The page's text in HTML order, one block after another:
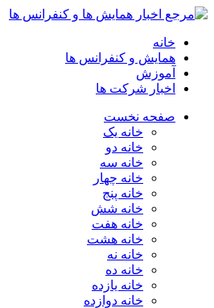
خانه
همایش و کنفرانس ها
آموزش
اخبار شرکت ها
صفحه نخست
خانه یک
خانه دو
خانه سه
خانه چهار
خانه پنج
خانه شش
خانه هفت
خانه هشت
خانه نه
خانه ده
خانه یازده
خانه دوازده